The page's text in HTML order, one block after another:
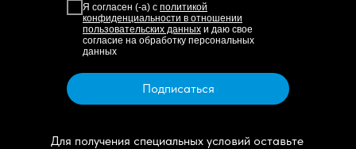
Я согласен (-а) с политикой
конфиденциальности в отношении
пользовательских данных и даю свое
согласие на обработку персональных
данных
Подписаться
Для получения специальных условий оставьте